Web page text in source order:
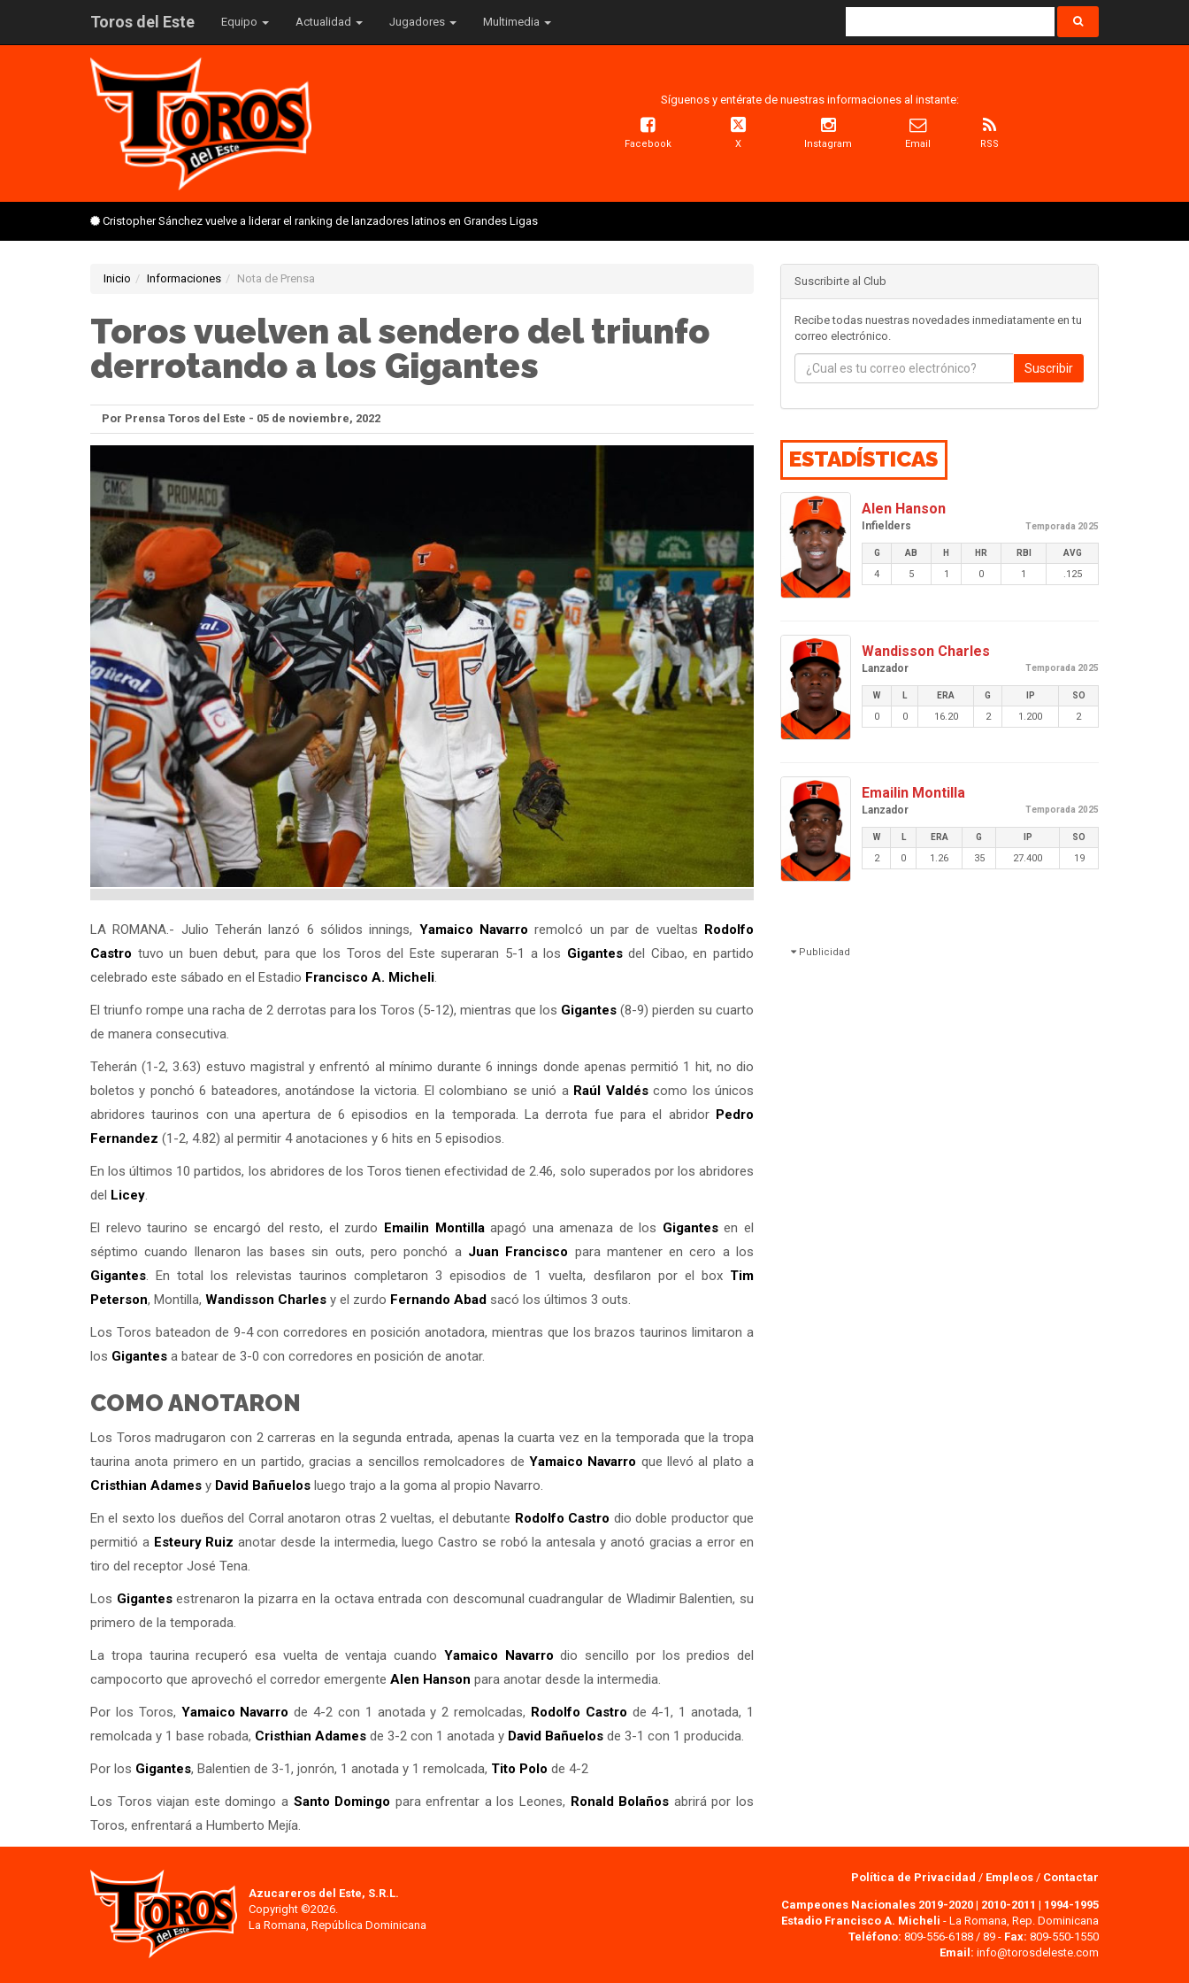
Toros del Este Equipo Actualidad Jugadores Multimedia
Síguenos y entérate de nuestras informaciones al instante:
Facebook X Instagram Email RSS
Cristopher Sánchez vuelve a liderar el ranking de lanzadores latinos en Grandes Ligas
Inicio Informaciones Nota de Prensa
Toros vuelven al sendero del triunfo
derrotando a los Gigantes
Por Prensa Toros del Este - 05 de noviembre, 2022
LA ROMANA.- Julio Teherán lanzó 6 sólidos innings, Yamaico Navarro remolcó un par de vueltas Rodolfo
Castro tuvo un buen debut, para que los Toros del Este superaran 5-1 a los Gigantesdel Cibao, en partido
celebrado este sábado en el Estadio Francisco A. Micheli.
El triunfo rompe una racha de 2 derrotas para los Toros (5-12), mientras que los Gigantes (8-9) pierden su cuarto
de manera consecutiva.
Teherán (1-2, 3.63) estuvo magistral y enfrentó al mínimo durante 6 innings donde apenas permitió 1 hit, no dio
boletos y ponchó 6 bateadores, anotándose la victoria. El colombiano se unió a Raúl Valdéscomo los únicos
abridores taurinos con una apertura de 6 episodios en la temporada. La derrota fue para el abridor Pedro
Fernandez (1-2, 4.82) al permitir 4 anotaciones y 6 hits en 5 episodios.
En los últimos 10 partidos, los abridores de los Toros tienen efectividad de 2.46, solo superados por los abridores
del Licey.
El relevo taurino se encargó del resto, el zurdo Emailin Montillaapagó una amenaza de los Gigantesen el
séptimo cuando llenaron las bases sin outs, pero ponchó a Juan Francisco para mantener en cero a los
Gigantes. En total los relevistas taurinos completaron 3 episodios de 1 vuelta, desfilaron por el box Tim
Peterson, Montilla, Wandisson Charles y el zurdo Fernando Abad sacó los últimos 3 outs.
Los Toros bateadon de 9-4 con corredores en posición anotadora, mientras que los brazos taurinos limitaron a
los Gigantes a batear de 3-0 con corredores en posición de anotar.
COMO ANOTARON
Los Toros madrugaron con 2 carreras en la segunda entrada, apenas la cuarta vez en la temporada que la tropa
taurina anota primero en un partido, gracias a sencillos remolcadores de Yamaico Navarro que llevó al plato a
Cristhian Adames y David Bañuelos luego trajo a la goma al propio Navarro.
En el sexto los dueños del Corral anotaron otras 2 vueltas, el debutante Rodolfo Castro dio doble productor que
permitió a Esteury Ruiz anotar desde la intermedia, luego Castro se robó la antesala y anotó gracias a error en
tiro del receptor José Tena.
Los Gigantesestrenaron la pizarra en la octava entrada con descomunal cuadrangular de Wladimir Balentien, su
primero de la temporada.
La tropa taurina recuperó esa vuelta de ventaja cuando Yamaico Navarro dio sencillo por los predios del
campocorto que aprovechó el corredor emergente Alen Hanson para anotar desde la intermedia.
Por los Toros, Yamaico Navarro de 4-2 con 1 anotada y 2 remolcadas, Rodolfo Castro de 4-1, 1 anotada, 1
remolcada y 1 base robada, Cristhian Adames de 3-2 con 1 anotada y David Bañuelos de 3-1 con 1 producida.
Por los Gigantes, Balentien de 3-1, jonrón, 1 anotada y 1 remolcada, Tito Polo de 4-2
Los Toros viajan este domingo a Santo Domingo para enfrentar a los Leones, Ronald Bolaños abrirá por los
Toros, enfrentará a Humberto Mejía.
Suscribirte al Club
Recibe todas nuestras novedades inmediatamente en tu
correo electrónico.
Suscribir
ESTADÍSTICAS
Alen Hanson
Infielders Temporada 2025
G AB H HR RBI AVG
4 5 1 0 1 .125
Wandisson Charles
Lanzador Temporada 2025
W L ERA G IP SO
0 0 16.20 2 1.200 2
Emailin Montilla
Lanzador Temporada 2025
W L ERA G IP SO
2 0 1.26 35 27.400 19
Publicidad
Azucareros del Este, S.R.L.
Copyright ©2026.
La Romana, República Dominicana
Política de Privacidad / Empleos / Contactar
Campeones Nacionales 2019-2020 | 2010-2011 | 1994-1995
Estadio Francisco A. Micheli - La Romana, Rep. Dominicana
Teléfono: 809-556-6188 / 89 - Fax: 809-550-1550
Email: info@torosdeleste.com